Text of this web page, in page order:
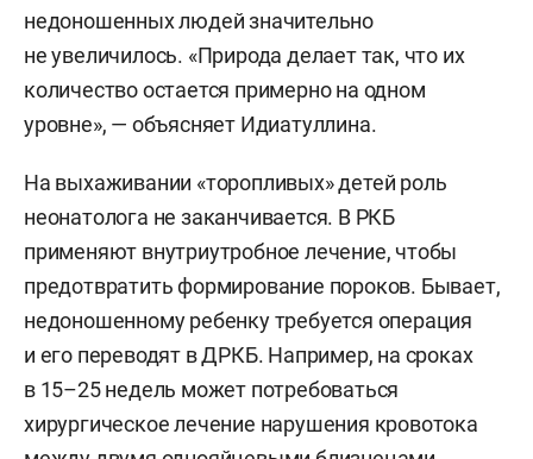
недоношенных людей значительно
не увеличилось. «Природа делает так, что их
количество остается примерно на одном
уровне», — объясняет Идиатуллина.
На выхаживании «торопливых» детей роль
неонатолога не заканчивается. В РКБ
применяют внутриутробное лечение, чтобы
предотвратить формирование пороков. Бывает,
недоношенному ребенку требуется операция
и его переводят в ДРКБ. Например, на сроках
в 15–25 недель может потребоваться
хирургическое лечение нарушения кровотока